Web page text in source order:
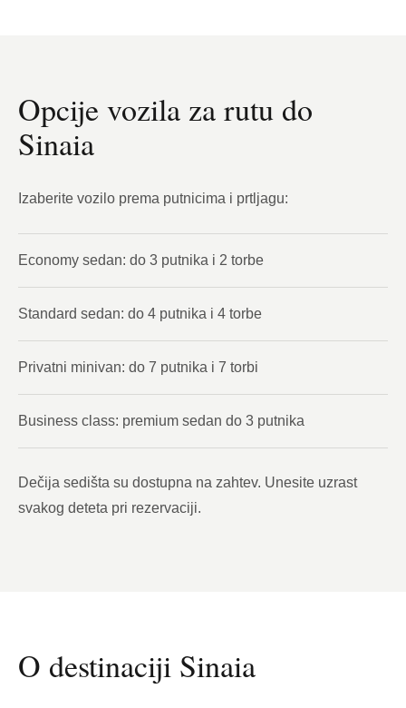
Opcije vozila za rutu do
Sinaia
Izaberite vozilo prema putnicima i prtljagu:
Economy sedan: do 3 putnika i 2 torbe
Standard sedan: do 4 putnika i 4 torbe
Privatni minivan: do 7 putnika i 7 torbi
Business class: premium sedan do 3 putnika
Dečija sedišta su dostupna na zahtev. Unesite uzrast
svakog deteta pri rezervaciji.
O destinaciji Sinaia